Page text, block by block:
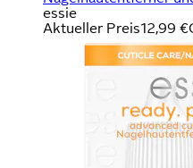
essie
Aktueller Preis12,99 €